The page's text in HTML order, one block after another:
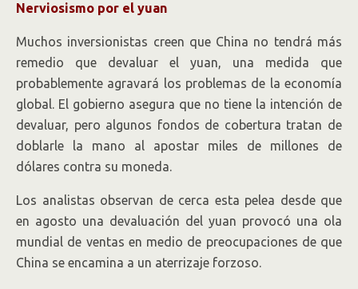
Nerviosismo por el yuan
Muchos inversionistas creen que China no tendrá más
remedio que devaluar el yuan, una medida que
probablemente agravará los problemas de la economía
global. El gobierno asegura que no tiene la intención de
devaluar, pero algunos fondos de cobertura tratan de
doblarle la mano al apostar miles de millones de
dólares contra su moneda.
Los analistas observan de cerca esta pelea desde que
en agosto una devaluación del yuan provocó una ola
mundial de ventas en medio de preocupaciones de que
China se encamina a un aterrizaje forzoso.